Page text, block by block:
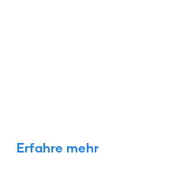
Erfahre mehr